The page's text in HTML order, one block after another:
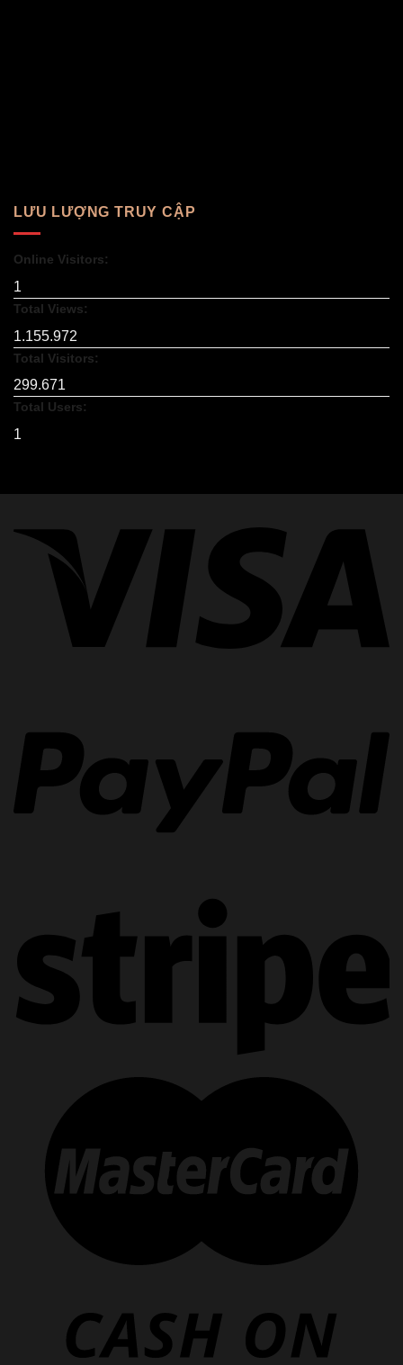
LƯU LƯỢNG TRUY CẬP
Online Visitors:
1
Total Views:
1.155.972
Total Visitors:
299.671
Total Users:
1